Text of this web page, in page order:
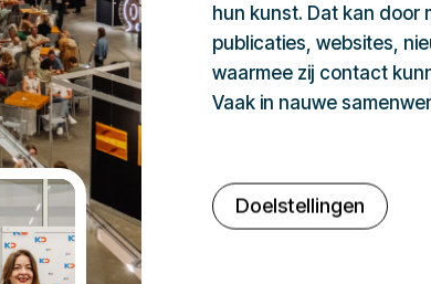
hun kunst. Dat kan door
publicaties, websites,
waarmee zij contact
Vaak in nauwe
Doelstellingen